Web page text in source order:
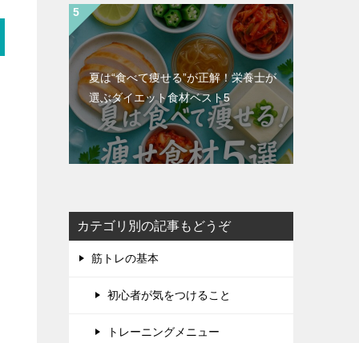
夏は“食べて痩せる”が正解！栄養士が
選ぶダイエット食材ベスト5
カテゴリ別の記事もどうぞ
筋トレの基本
初心者が気をつけること
トレーニングメニュー